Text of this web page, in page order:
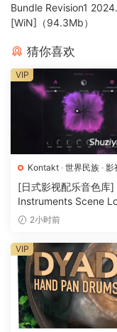
THREE Legato
Adjust tone, key
accentuation of the
Artist Series: Daniela
Contrabass Flute
With three types of
speed control, note
extended
quiet to full-bodied
standard.
Offering 16-round
over air and key
to unprecedented
25GB. 4X MIC
VIBRATO SPEED
Bundle Revision1
[WiN]（94.3Mb）
猜你喜欢
Kontakt · 世界民族 · 影
音源
[日式影视配乐音色库
Instruments Scene
1.2 [KONTAKT]（
2小时前
VIP
VIP